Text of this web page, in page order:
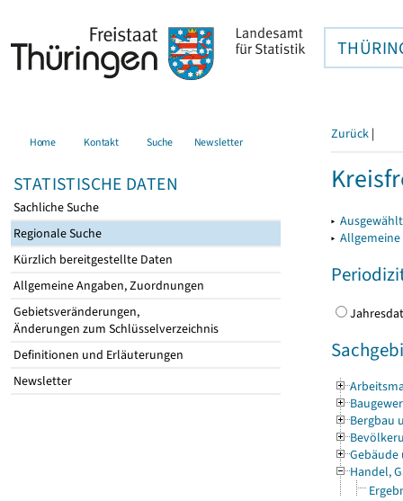
Home Kontakt Suche Newsletter
STATISTISCHE DATEN
Sachliche Suche
Regionale Suche
Kürzlich bereitgestellte Daten
Allgemeine Angaben, Zuordnungen
Gebietsveränderungen,
Änderungen zum Schlüsselverzeichnis
Definitionen und Erläuterungen
Newsletter
Zurück |
▸
▸
Bergbau
Gebäude
Handel,